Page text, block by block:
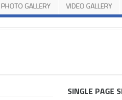
PHOTO GALLERY VIDEO GALLERY
SINGLE PAGE